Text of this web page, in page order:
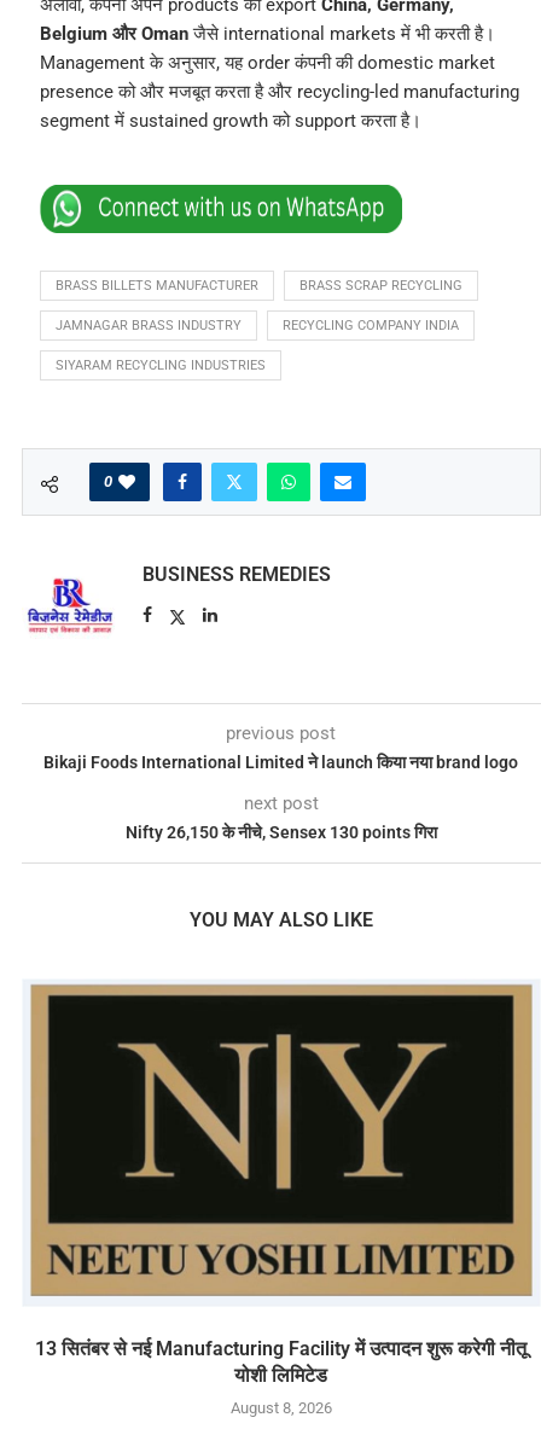
अलावा, कंपनी अपने products का export China, Germany,
Belgium और Omanजैसे international markets में भी करती है।
Management के अनुसार, यह order कंपनी की domestic market
presence को और मजबूत करता है और recycling-led manufacturing
segment में sustained growth को support करता है।
BRASS BILLETS MANUFACTURER BRASS SCRAP RECYCLING
JAMNAGAR BRASS INDUSTRY RECYCLING COMPANY INDIA
SIYARAM RECYCLING INDUSTRIES
0
BUSINESS REMEDIES
previous post
Bikaji Foods International Limited ने launch किया नया brand logo
next post
Nifty 26,150 के नीचे, Sensex 130 points गिरा
YOU MAY ALSO LIKE
13 सितंबर से नई Manufacturing Facility में उत्पादन शुरू करेगी नीतू
योशी लिमिटेड
August 8, 2026